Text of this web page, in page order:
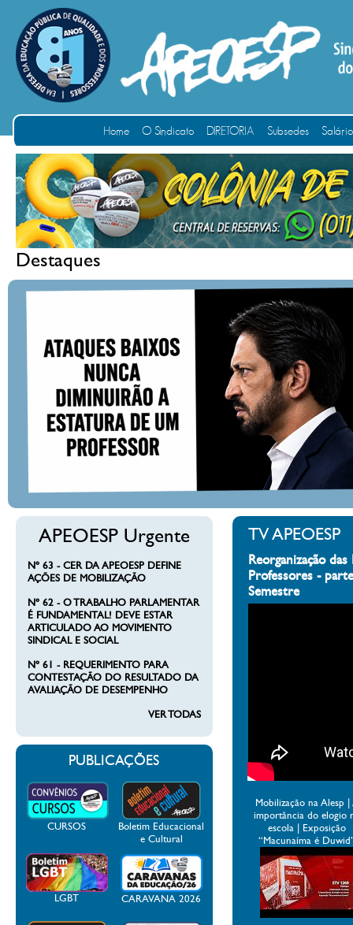
Home O Sindicato DIRETORIA Subsedes
Destaques
APEOESP Urgente
Nº 63 - CER DA APEOESP DEFINE
AÇÕES DE MOBILIZAÇÃO
Nº 62 - O TRABALHO PARLAMENTAR
É FUNDAMENTAL! DEVE ESTAR
ARTICULADO AO MOVIMENTO
SINDICAL E SOCIAL
Nº 61 - REQUERIMENTO PARA
CONTESTAÇÃO DO RESULTADO DA
AVALIAÇÃO DE DESEMPENHO
VER TODAS
PUBLICAÇÕES
CURSOS
Boletim Educacional
e Cultural
LGBT CARAVANA 2026
TV APEOESP
Reorganização
Professores -
Semestre
Mobilização na Alesp |
importância do elogio
escola | Exposição
“Macunaíma é